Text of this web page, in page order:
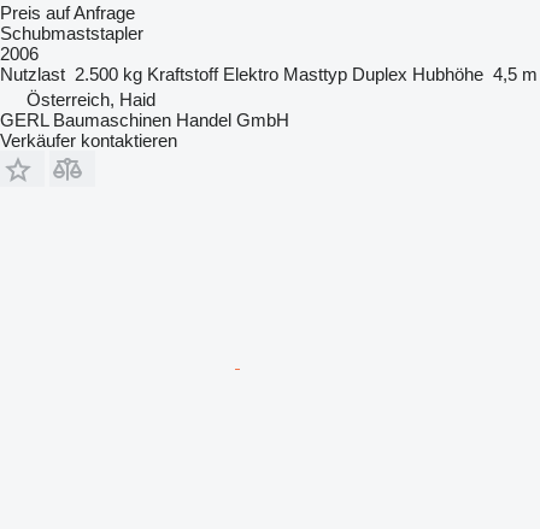
Preis auf Anfrage
Schubmaststapler
2006
Nutzlast 2.500 kg Kraftstoff Elektro Masttyp Duplex Hubhöhe 4,5 m
Österreich, Haid
GERL Baumaschinen Handel GmbH
Verkäufer kontaktieren